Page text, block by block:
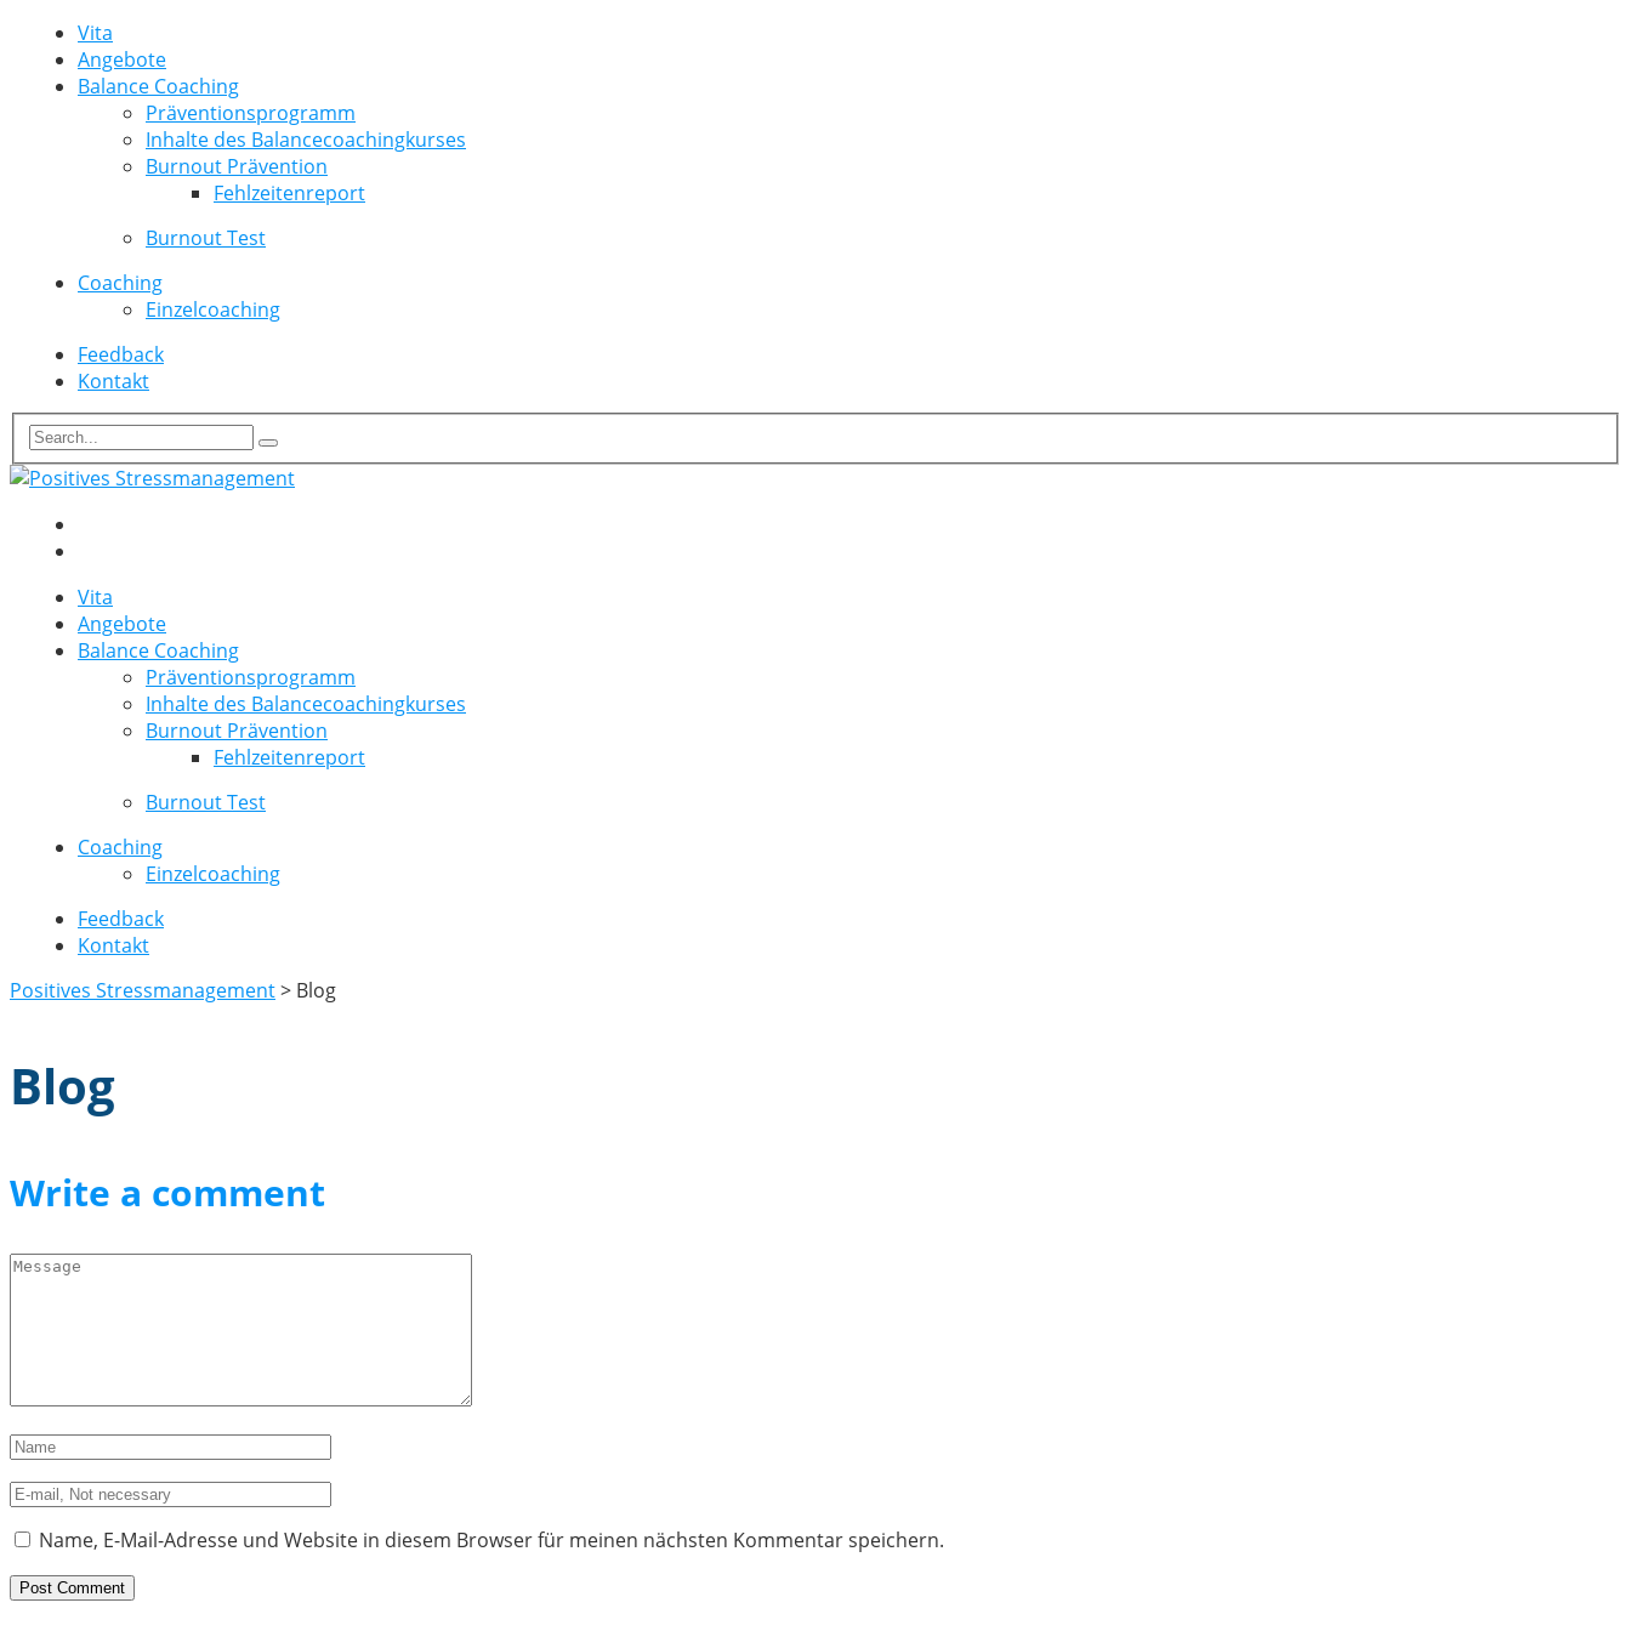
Vita
Angebote
Balance Coaching
Präventionsprogramm
Inhalte des Balancecoachingkurses
Burnout Prävention
Fehlzeitenreport
Burnout Test
Coaching
Einzelcoaching
Feedback
Kontakt
Vita
Angebote
Balance Coaching
Präventionsprogramm
Inhalte des Balancecoachingkurses
Burnout Prävention
Fehlzeitenreport
Burnout Test
Coaching
Einzelcoaching
Feedback
Kontakt
Positives Stressmanagement> Blog
Blog
Write a comment
Name, E-Mail-Adresse und Website in diesem Browser für meinen nächsten Kommentar speichern.